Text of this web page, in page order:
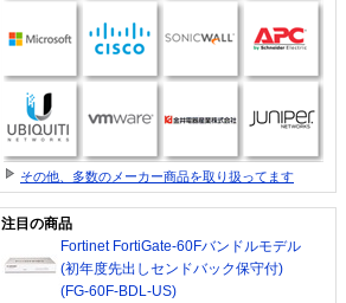
その他、多数のメーカー商品を取り扱ってます
注目の商品
Fortinet FortiGate-60Fバンドルモデル
(初年度先出しセンドバック保守付)
(FG-60F-BDL-US)